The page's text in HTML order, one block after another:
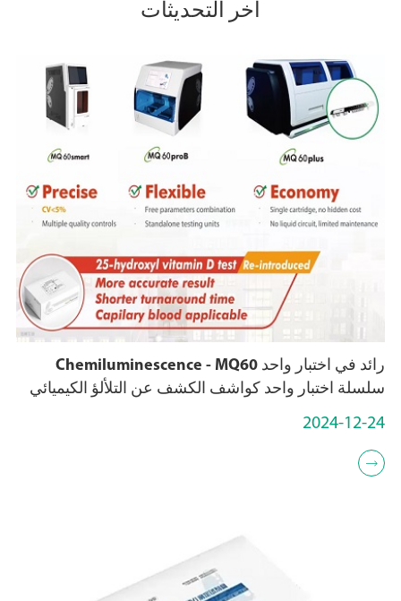
آخر التحديثات
رائد في اختبار واحد Chemiluminescence - MQ60
سلسلة اختبار واحد كواشف الكشف عن التلألؤ الكيميائي
2024-12-24
